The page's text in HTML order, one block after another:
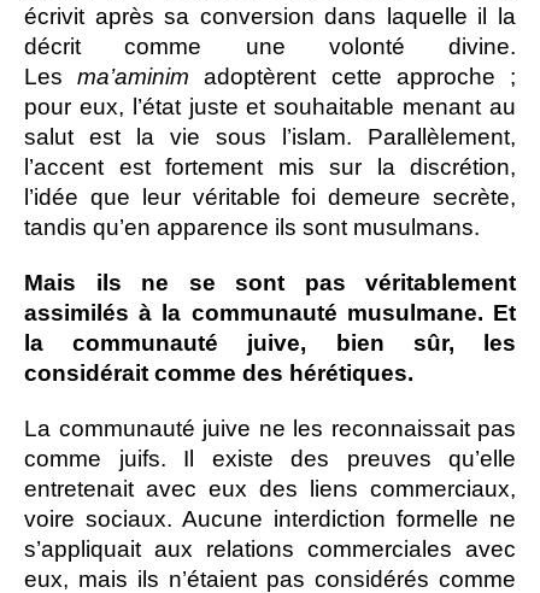
écrivit après sa conversion dans laquelle il la
décrit comme une volonté divine.
Lesma’aminim adoptèrent cette approche ;
pour eux, l’état juste et souhaitable menant au
salut est la vie sous l’islam. Parallèlement,
l’accent est fortement mis sur la discrétion,
l’idée que leur véritable foi demeure secrète,
tandis qu’en apparence ils sont musulmans.
Mais ils ne se sont pas véritablement
assimilés à la communauté musulmane. Et
la communauté juive, bien sûr, les
considérait comme des hérétiques.
La communauté juive ne les reconnaissait pas
comme juifs. Il existe des preuves qu’elle
entretenait avec eux des liens commerciaux,
voire sociaux. Aucune interdiction formelle ne
s’appliquait aux relations commerciales avec
eux, mais ils n’étaient pas considérés comme